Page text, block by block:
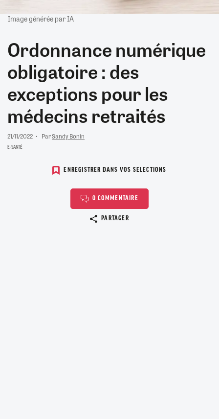
Image générée par IA
Ordonnance numérique
obligatoire : des
exceptions pour les
médecins retraités
21/11/2022 ParSandy Bonin
E-SANTÉ
ENREGISTRER DANS VOS SELECTIONS
0 COMMENTAIRE
PARTAGER